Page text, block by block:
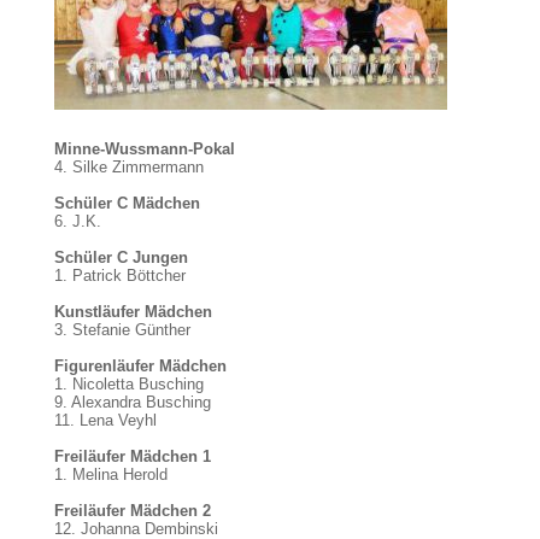
Minne-Wussmann-Pokal
4. Silke Zimmermann
Schüler C Mädchen
6. J.K.
Schüler C Jungen
1. Patrick Böttcher
Kunstläufer Mädchen
3. Stefanie Günther
Figurenläufer Mädchen
1. Nicoletta Busching
9. Alexandra Busching
11. Lena Veyhl
Freiläufer Mädchen 1
1. Melina Herold
Freiläufer Mädchen 2
12. Johanna Dembinski